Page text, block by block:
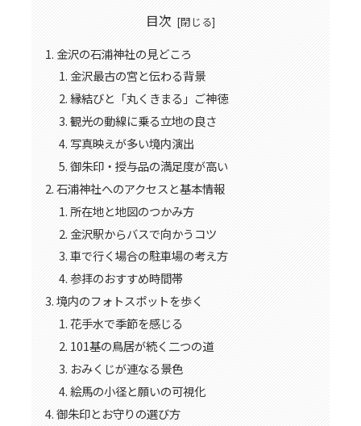
目次
金沢の石浦神社の見どころ
金沢最古の宮と伝わる背景
縁結びと「丸くきまる」ご神徳
観光の動線に乗る立地の良さ
写真映えが多い境内演出
御朱印・授与品の満足度が高い
石浦神社へのアクセスと基本情報
所在地と地図のつかみ方
金沢駅からバスで向かうコツ
車で行く場合の駐車場の考え方
参拝のおすすめ時間帯
境内のフォトスポットを歩く
花手水で季節を感じる
101基の鳥居が続く二つの道
おみくじが連なる景色
絵馬の小径と願いの可視化
御朱印とお守りの選び方